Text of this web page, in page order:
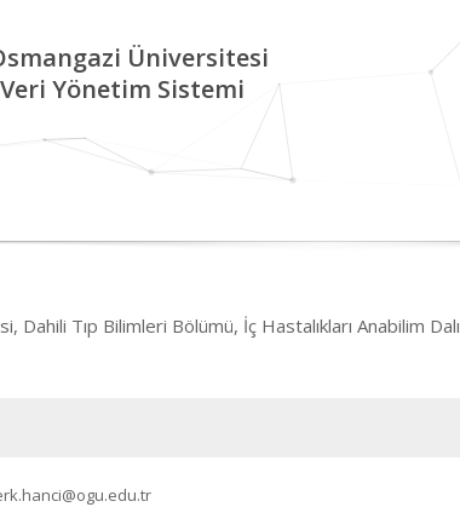
Üniversitesi
Yönetim Sistemi
Dahili Tıp Bilimleri Bölümü, İç Hastalıkları Anabilim Dalı